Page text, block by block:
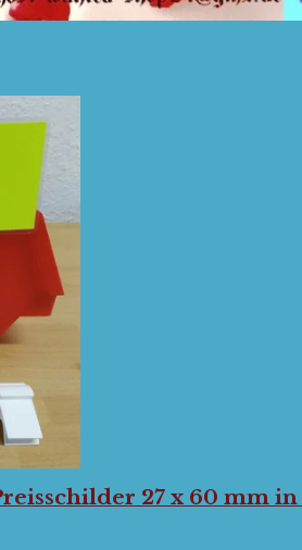
27 x 60 mm in